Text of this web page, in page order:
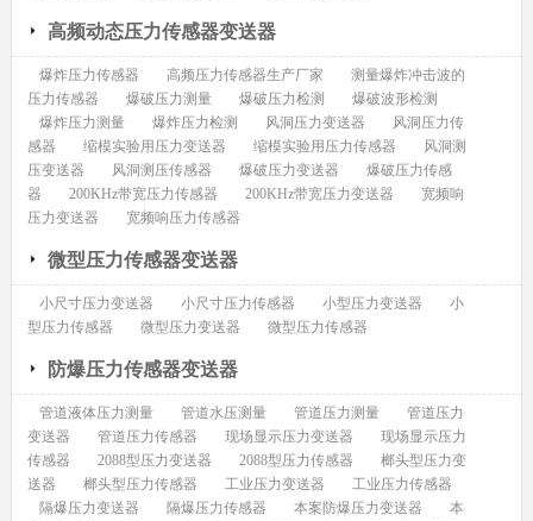
高频动态压力传感器变送器
爆炸压力传感器 高频压力传感器生产厂家
测量爆炸冲击波的
压力传感器
爆破压力测量 爆破压力检测
爆破波形检测
爆炸压力测量
爆炸压力检测 风洞压力变送器
风洞压力传
感器
缩模实验用压力变送器 缩模实验用压力传感器
风洞测
压变送器
风洞测压传感器 爆破压力变送器
爆破压力传感
器
200KHz带宽压力传感器 200KHz带宽压力变送器
宽频响
压力变送器
宽频响压力传感器
微型压力传感器变送器
小尺寸压力变送器 小尺寸压力传感器 小型压力变送器
小
型压力传感器
微型压力变送器 微型压力传感器
防爆压力传感器变送器
管道液体压力测量 管道水压测量 管道压力测量
管道压力
变送器
管道压力传感器 现场显示压力变送器
现场显示压力
传感器
2088型压力变送器 2088型压力传感器
榔头型压力变
送器
榔头型压力传感器 工业压力变送器
工业压力传感器
隔爆压力变送器
隔爆压力传感器 本案防爆压力变送器
本